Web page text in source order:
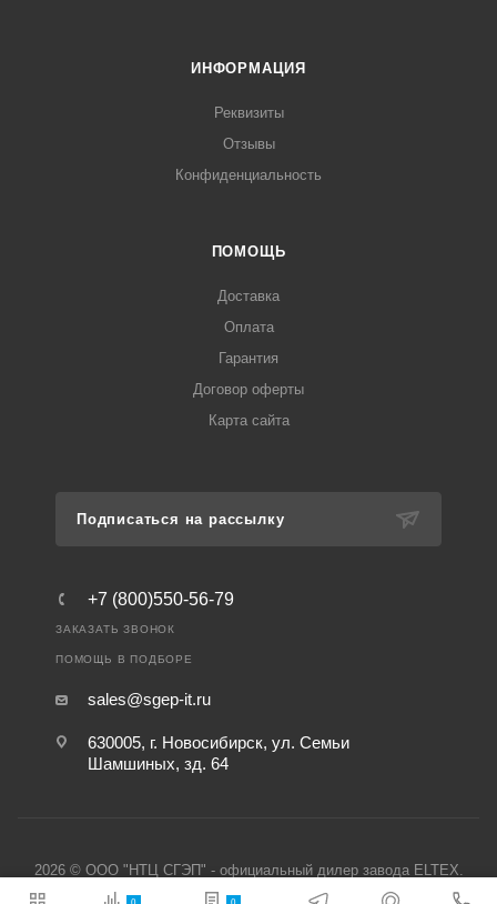
ИНФОРМАЦИЯ
Реквизиты
Отзывы
Конфиденциальность
ПОМОЩЬ
Доставка
Оплата
Гарантия
Договор оферты
Карта сайта
Подписаться на рассылку
+7 (800)550-56-79
ЗАКАЗАТЬ ЗВОНОК
ПОМОЩЬ В ПОДБОРЕ
sales@sgep-it.ru
630005, г. Новосибирск, ул. Семьи
Шамшиных, зд. 64
2026 © ООО "НТЦ СГЭП" - официальный дилер завода ELTEX.